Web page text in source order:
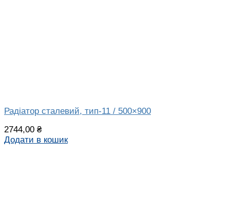
Радіатор сталевий, тип-11 / 500×900
2744,00 ₴
Додати в кошик